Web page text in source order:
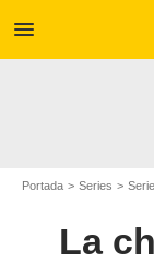
menu
Portada Series
La